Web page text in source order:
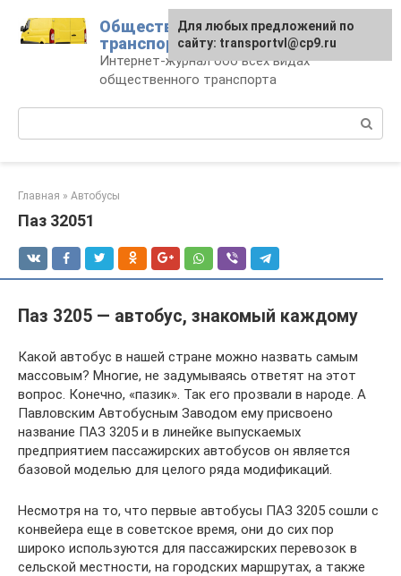
контенту
Общественный
транспорт
Интернет-журнал обо всех видах
общественного транспорта
Главная » Автобусы
Паз 32051
Паз 3205 — автобус, знакомый каждому
Какой автобус в нашей стране можно назвать самым
массовым? Многие, не задумываясь ответят на этот
вопрос. Конечно, «пазик». Так его прозвали в народе. А
Павловским Автобусным Заводом ему присвоено
название ПАЗ 3205 и в линейке выпускаемых
предприятием пассажирских автобусов он является
базовой моделью для целого ряда модификаций.
Несмотря на то, что первые автобусы ПАЗ 3205 сошли с
конвейера еще в советское время, они до сих пор
широко используются для пассажирских перевозок в
сельской местности, на городских маршрутах, а также
Для любых предложений по
сайту: transportvl@cp9.ru